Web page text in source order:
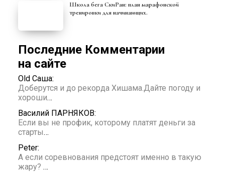
Школа бега СкиРан: план марафонской
тренировки для начинающих.
Последние Комментарии
на сайте
Old Саша:
Доберутся и до рекорда Хишама.Дайте погоду и
хороши…
Василий ПАРНЯКОВ:
Если вы не профик, которому платят деньги за
старты…
Peter:
А если соревнования предстоят именно в такую
жару? …